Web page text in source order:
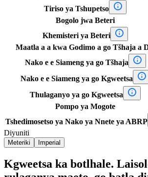
Tiriso ya Tshupetso 
Bogolo jwa Beteri
Khemisteri ya Beteri 
Maatla a a kwa Godimo a go Tšhaja a
Nako e e Siameng ya go Tšhaja

Nako e e Siameng ya go Kgweetsa 
Thulaganyo ya go Kgweetsa 
Pompo ya Mogote
Tshedimosetso ya Nako ya Nnete ya ABRP
Diyuniti
Meteriki Imperial
Kgweetsa ka botlhale.